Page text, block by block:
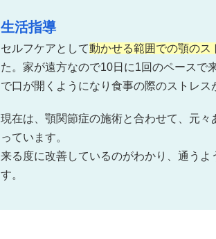
生活指導
セルフケアとして動かせる範囲での顎のス
た。家が遠方なので10日に1回のペースで
で口が開くようになり食事の際のストレス
現在は、顎関節症の施術と合わせて、元
っています。
来る度に改善しているのがわかり、通う
す。